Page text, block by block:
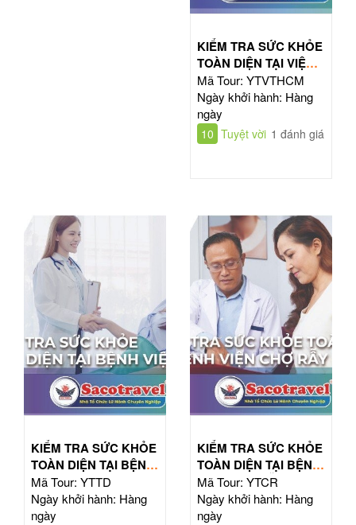
KIỂM TRA SỨC KHỎE
TOÀN DIỆN TẠI VIỆN
TIM HỒ CHÍ MINH
Mã Tour: YTVTHCM
Ngày khởi hành: Hàng
ngày
10 Tuyệt vời 1 đánh giá
KIỂM TRA SỨC KHỎE
TOÀN DIỆN TẠI BỆNH
VIỆN TỪ DŨ
Mã Tour: YTTD
Ngày khởi hành: Hàng
ngày
KIỂM TRA SỨC KHỎE
TOÀN DIỆN TẠI BỆNH
VIỆN CHỢ RẪY
Mã Tour: YTCR
Ngày khởi hành: Hàng
ngày